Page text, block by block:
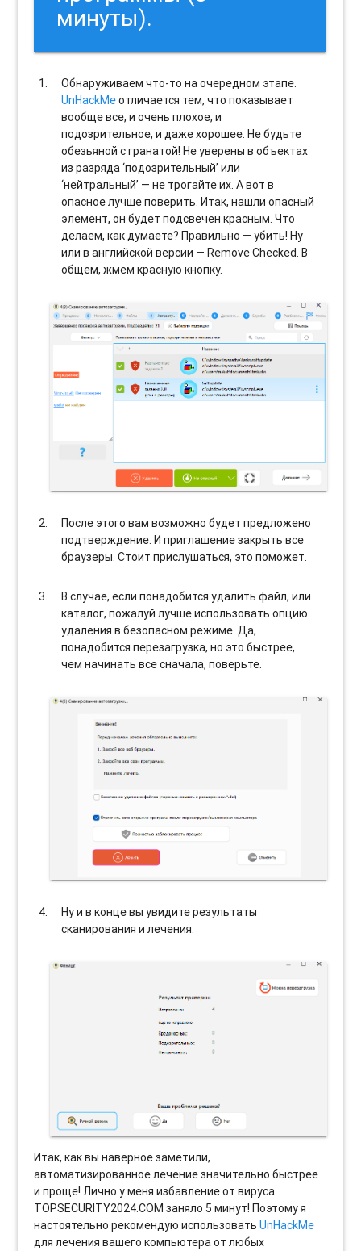
минуты).
Обнаруживаем что-то на очередном этапе.
UnHackMeотличается тем, что показывает
вообще все, и очень плохое, и
подозрительное, и даже хорошее. Не будьте
обезьяной с гранатой! Не уверены в объектах
из разряда ‘подозрительный’ или
‘нейтральный’ — не трогайте их. А вот в
опасное лучше поверить. Итак, нашли опасный
элемент, он будет подсвечен красным. Что
делаем, как думаете? Правильно — убить! Ну
или в английской версии — Remove Checked. В
общем, жмем красную кнопку.
После этого вам возможно будет предложено
подтверждение. И приглашение закрыть все
браузеры. Стоит прислушаться, это поможет.
В случае, если понадобится удалить файл, или
каталог, пожалуй лучше использовать опцию
удаления в безопасном режиме. Да,
понадобится перезагрузка, но это быстрее,
чем начинать все сначала, поверьте.
Ну и в конце вы увидите результаты
сканирования и лечения.
Итак, как вы наверное заметили,
автоматизированное лечение значительно быстрее
и проще! Лично у меня избавление от вируса
TOPSECURITY2024.COM заняло 5 минут! Поэтому я
настоятельно рекомендую использоватьUnHackMe
для лечения вашего компьютера от любых